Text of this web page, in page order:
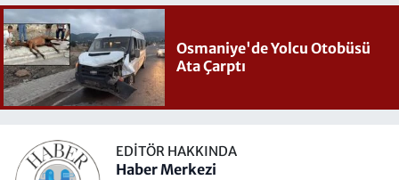
Osmaniye'de Yolcu Otobüsü
Ata Çarptı
EDITÖR HAKKINDA
Haber Merkezi